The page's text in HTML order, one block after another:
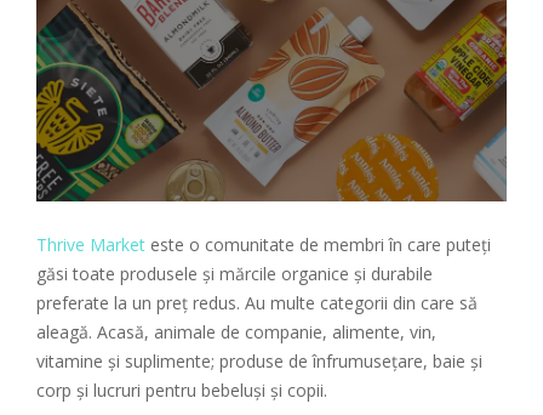
Thrive Market este o comunitate de membri în care puteți
găsi toate produsele și mărcile organice și durabile
preferate la un preț redus. Au multe categorii din care să
aleagă. Acasă, animale de companie, alimente, vin,
vitamine și suplimente; produse de înfrumusețare, baie și
corp și lucruri pentru bebeluși și copii.